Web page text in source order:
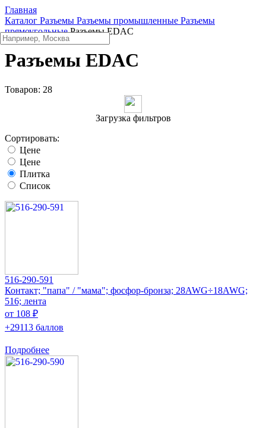
Главная
Каталог Разъeмы Разъeмы промышленные Разъeмы
прямоугольные Разъeмы EDAC
Разъeмы EDAC
Товаров: 28
Загрузка фильтров
Сортировать:
Цене
Цене
Плитка
Список
516-290-591
Контакт; "папа" / "мама"; фосфор-бронза; 28AWG÷18AWG;
516; лента
от 108 ₽
+29113 баллов
Подробнее